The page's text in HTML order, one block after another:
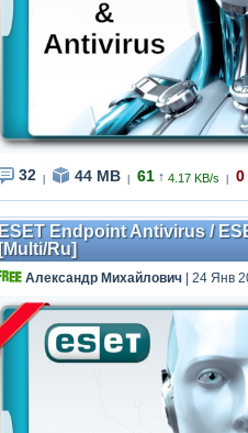
32 44 MB 61 ↑ 4.17 KB/s 0
ESET Endpoint Antivirus /
[Multi/Ru]
Александр Михайлович | 24 Янв